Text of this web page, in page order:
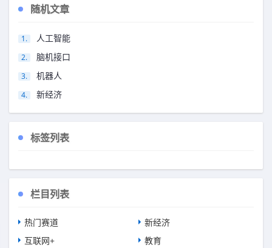
随机文章
人工智能
脑机接口
机器人
新经济
标签列表
栏目列表
热门赛道
新经济
互联网+
教育